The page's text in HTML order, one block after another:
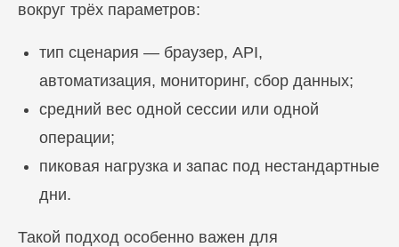
вокруг трёх параметров:
тип сценария — браузер, API,
автоматизация, мониторинг, сбор данных;
средний вес одной сессии или одной
операции;
пиковая нагрузка и запас под нестандартные
дни.
Такой подход особенно важен для
ПЕРЕЙТИ В БЛОГ